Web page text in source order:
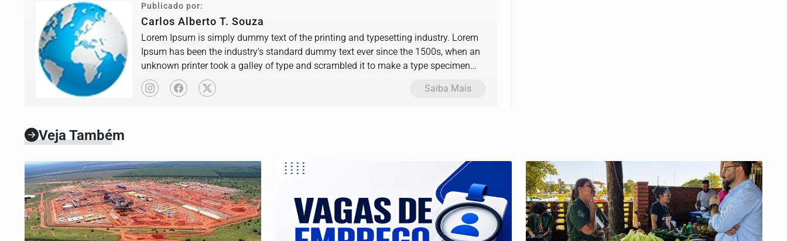
Publicado por:
Carlos Alberto T. Souza
Lorem Ipsum is simply dummy text of the printing and typesetting industry. Lorem
Ipsum has been the industry's standard dummy text ever since the 1500s, when an
unknown printer took a galley of type and scrambled it to make a type specimen
book.
Saiba Mais
Veja Também